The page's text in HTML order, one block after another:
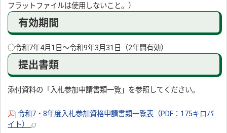
フラットファイルは使用しないこと。）
有効期間
○令和7年4月1日～令和9年3月31日（2年間有効）
提出書類
添付資料の「入札参加申請書類一覧」を参照してください。
令和7・8年度入札参加資格申請書類一覧表（PDF：175キロバ
イト）